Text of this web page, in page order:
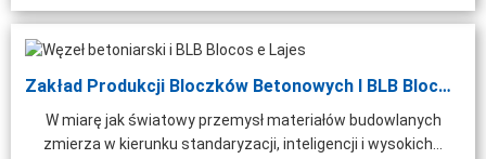
Zakład Produkcji Bloczków Betonowych I BLB Blocos E...
W miarę jak światowy przemysł materiałów budowlanych
zmierza w kierunku standaryzacji, inteligencji i wysokich...